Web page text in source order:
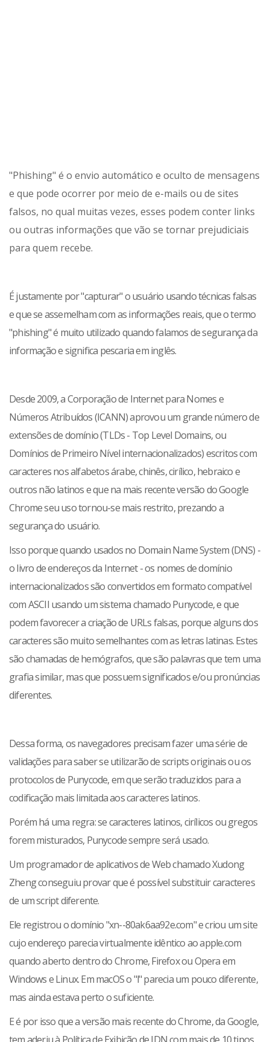
"Phishing" é o envio automático e oculto de mensagens
e que pode ocorrer por meio de e-mails ou de sites
falsos, no qual muitas vezes, esses podem conter links
ou outras informações que vão se tornar prejudiciais
para quem recebe.
É justamente por "capturar" o usuário usando técnicas falsas
e que se assemelham com as informações reais, que o termo
"phishing" é muito utilizado quando falamos de segurança da
informação e significa pescaria em inglês.
Desde 2009, a Corporação de Internet para Nomes e
Números Atribuídos (ICANN) aprovou um grande número de
extensões de domínio (TLDs - Top Level Domains, ou
Domínios de Primeiro Nível internacionalizados) escritos com
caracteres nos alfabetos árabe, chinês, cirílico, hebraico e
outros não latinos e que na mais recente versão do Google
Chrome seu uso tornou-se mais restrito, prezando a
segurança do usuário.
Isso porque quando usados no Domain Name System (DNS) -
o livro de endereços da Internet - os nomes de domínio
internacionalizados são convertidos em formato compatível
com ASCII usando um sistema chamado Punycode, e que
podem favorecer a criação de URLs falsas, porque alguns dos
caracteres são muito semelhantes com as letras latinas. Estes
são chamadas de hemógrafos, que são palavras que tem uma
grafia similar, mas que possuem significados e/ou pronúncias
diferentes.
Dessa forma, os navegadores precisam fazer uma série de
validações para saber se utilizarão de scripts originais ou os
protocolos de Punycode, em que serão traduzidos para a
codificação mais limitada aos caracteres latinos.
Porém há uma regra: se caracteres latinos, cirílicos ou gregos
forem misturados, Punycode sempre será usado.
Um programador de aplicativos de Web chamado Xudong
Zheng conseguiu provar que é possível substituir caracteres
de um script diferente.
Ele registrou o domínio "xn--80ak6aa92e.com" e criou um site
cujo endereço parecia virtualmente idêntico ao apple.com
quando aberto dentro do Chrome, Firefox ou Opera em
Windows e Linux. Em macOS o "l" parecia um pouco diferente,
mas ainda estava perto o suficiente.
E é por isso que a versão mais recente do Chrome, da Google,